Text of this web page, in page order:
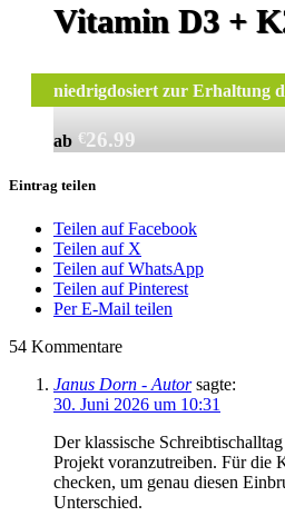
Vitamin D3 +
niedrigdosiert zur Erhaltung
ab €26.99
Eintrag teilen
Teilen auf Facebook
Teilen auf X
Teilen auf WhatsApp
Teilen auf Pinterest
Per E-Mail teilen
54 Kommentare
Janus Dorn - Autor sagte:
30. Juni 2026 um 10:31
Der klassische
Projekt voranzutreiben. Für die
checken, um genau diesen
Unterschied.